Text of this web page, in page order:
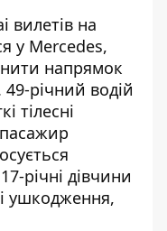
вилетів на
у Mercedes,
напрямок
49-річний водій
тілесні
річні дівчини
ушкодження,